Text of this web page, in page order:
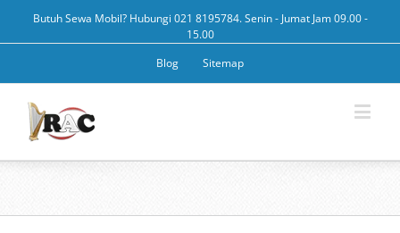
Butuh Sewa Mobil? Hubungi 021 8195784. Senin - Jumat Jam 09.00 -
15.00
Blog
Sitemap